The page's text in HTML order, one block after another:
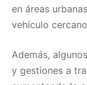
en áreas
vehículo
Además,
y gestiones a